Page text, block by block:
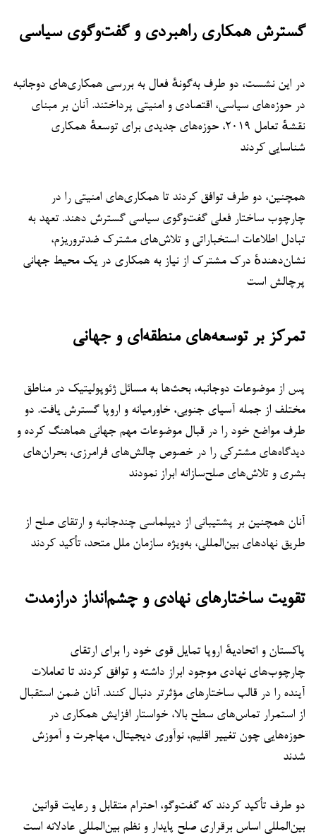
گسترش همکاری راهبردی و گفت‌وگوی سیاسی
در این نشست، دو طرف به‌گونهٔ فعال به بررسی همکاری‌های دوجانبه
در حوزه‌های سیاسی، اقتصادی و امنیتی پرداختند. آنان بر مبنای
نقشهٔ تعامل ۲۰۱۹، حوزه‌های جدیدی برای توسعهٔ همکاری
شناسایی کردند
همچنین، دو طرف توافق کردند تا همکاری‌های امنیتی را در
چارچوب ساختار فعلی گفت‌وگوی سیاسی گسترش دهند. تعهد به
تبادل اطلاعات استخباراتی و تلاش‌های مشترک ضدتروریزم،
نشان‌دهندهٔ درک مشترک از نیاز به همکاری در یک محیط جهانی
پرچالش است
تمرکز بر توسعه‌های منطقه‌ای و جهانی
پس از موضوعات دوجانبه، بحث‌ها به مسائل ژئوپولیتیک در مناطق
مختلف از جمله آسیای جنوبی، خاورمیانه و اروپا گسترش یافت. دو
طرف مواضع خود را در قبال موضوعات مهم جهانی هماهنگ کرده و
دیدگاه‌های مشترکی را در خصوص چالش‌های فرامرزی، بحران‌های
بشری و تلاش‌های صلح‌سازانه ابراز نمودند
آنان همچنین بر پشتیبانی از دیپلماسی چندجانبه و ارتقای صلح از
طریق نهادهای بین‌المللی، به‌ویژه سازمان ملل متحد، تأکید کردند
تقویت ساختارهای نهادی و چشم‌انداز درازمدت
پاکستان و اتحادیهٔ اروپا تمایل قوی خود را برای ارتقای
چارچوب‌های نهادی موجود ابراز داشته و توافق کردند تا تعاملات
آینده را در قالب ساختارهای مؤثرتر دنبال کنند. آنان ضمن استقبال
از استمرار تماس‌های سطح بالا، خواستار افزایش همکاری در
حوزه‌هایی چون تغییر اقلیم، نوآوری دیجیتال، مهاجرت و آموزش
شدند
دو طرف تأکید کردند که گفت‌وگو، احترام متقابل و رعایت قوانین
بین‌المللی اساس برقراری صلح پایدار و نظم بین‌المللی عادلانه است